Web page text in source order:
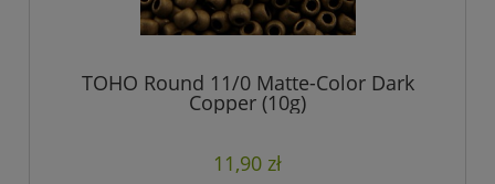
TOHO Round 11/0 Matte-Color Dark
Copper (10g)
11,90 zł